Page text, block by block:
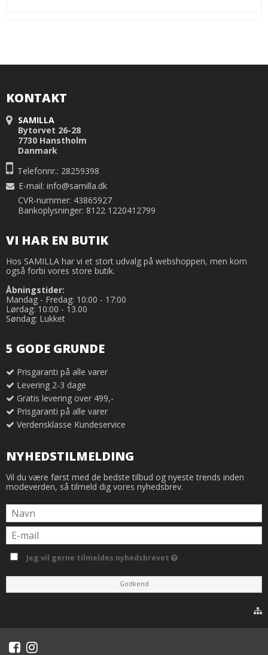
KONTAKT
SAMILLA
Bytorvet 26-28
7730 Hanstholm
Danmark
Telefonnr.: 28259398
E-mail: info@samilla.dk
CVR-nummer: 43865927
Bankoplysninger: 8122 1220412799
VI HAR EN BUTIK
Hos SAMILLA har vi et stort udvalg på webshoppen, men kom
også forbi vores store butik.
Åbningstider:
Mandag - Fredag: 10:00 - 17:00
Lørdag: 10:00 - 13.00
Søndag: Lukket
5 GODE GRUNDE
Prisgaranti på alle varer
Levering 2-3 dage
Gratis levering over 499,-
Prisgaranti på alle varer
Verdensklasse Kundeservice
NYHEDSTILMELDING
Vil du være først med de bedste tilbud og nyeste trends inden
modeverden, så tilmeld dig vores nyhedsbrev.
Jeg vil gerne tilmeldes nyhedsbrevet
Godkend